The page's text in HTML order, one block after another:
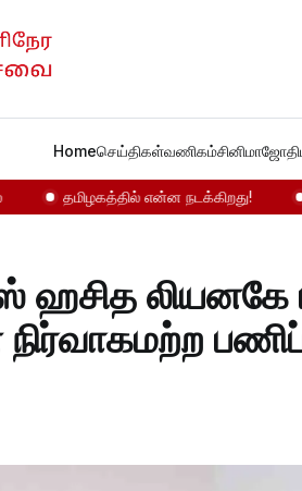
Homeசெய்திகள்வணிகம்சினிமா
தமிழகத்தில் என்ன நடக்கிறது!